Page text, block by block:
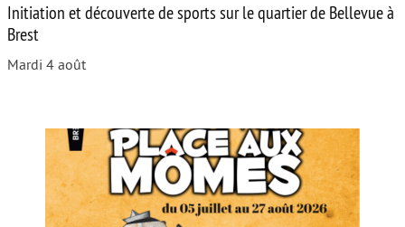
Initiation et découverte de sports sur le quartier de Bellevue à
Brest
Mardi 4 août